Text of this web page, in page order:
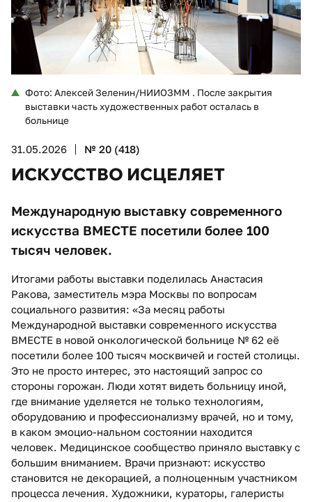
Фото: Алексей Зеленин/НИИОЗММ . После закрытия
выставки часть художественных работ осталась в
больнице
31.05.2026 № 20 (418)
ИСКУССТВО ИСЦЕЛЯЕТ
Международную выставку современного
искусства ВМЕСТЕ посетили более 100
тысяч человек.
Итогами работы выставки поделилась Анастасия
Ракова, заместитель мэра Москвы по вопросам
социального развития: «За месяц работы
Международной выставки современного искусства
ВМЕСТЕ в новой онкологической больнице № 62 её
посетили более 100 тысяч москвичей и гостей столицы.
Это не просто интерес, это настоящий запрос со
стороны горожан. Люди хотят видеть больницу иной,
где внимание уделяется не только технологиям,
оборудованию и профессионализму врачей, но и тому,
в каком эмоцио-нальном состоянии находится
человек. Медицинское сообщество приняло выставку с
большим вниманием. Врачи признают: искусство
становится не декорацией, а полноценным участником
процесса лечения. Художники, кураторы, галеристы